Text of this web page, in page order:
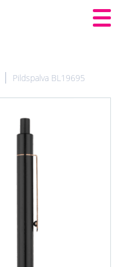
Pildspalva BL19695